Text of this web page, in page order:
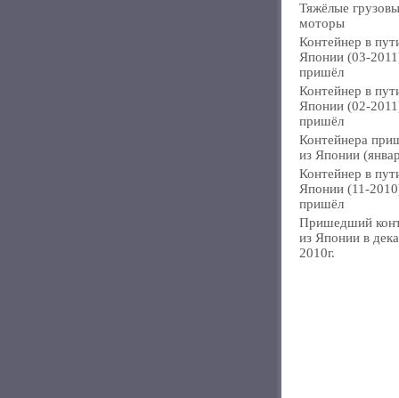
Тяжёлые
моторы
Контейнер в
Японии (03-
пришёл
Контейнер в
Японии (02-
пришёл
Контейнера
из Японии
Контейнер в
Японии (11-
пришёл
Пришедший
из Японии в
2010г.